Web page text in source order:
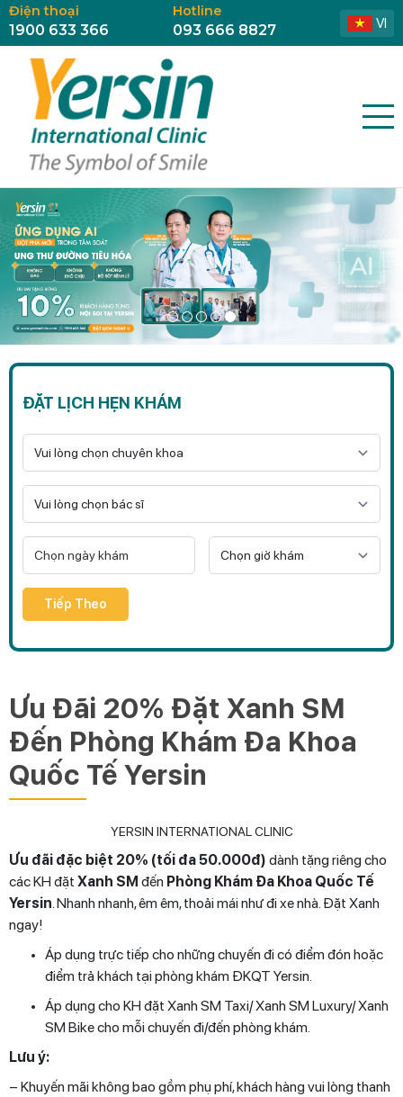
Điện thoại
1900 633 366
Hotline
093 666 8827 VI
ĐẶT LỊCH HẸN KHÁM
Tiếp Theo
Ưu Đãi 20% Đặt Xanh SM
Đến Phòng Khám Đa Khoa
Quốc Tế Yersin
Ưu đãi đặc biệt 20% (tối đa 50.000đ) dành tặng riêng cho
các KH đặt Xanh SM đến Phòng Khám Đa Khoa Quốc Tế
Yersin. Nhanh nhanh, êm êm, thoải mái như đi xe nhà. Đặt Xanh
ngay!
Áp dụng trực tiếp cho những chuyến đi có điểm đón hoặc
điểm trả khách tại phòng khám ĐKQT Yersin.
Áp dụng cho KH đặt Xanh SM Taxi/ Xanh SM Luxury/ Xanh
SM Bike cho mỗi chuyến đi/đến phòng khám.
Lưu ý:
– Khuyến mãi không bao gồm phụ phí, khách hàng vui lòng thanh